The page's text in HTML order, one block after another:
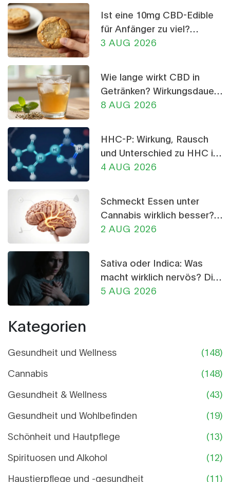
gefährliche Delta-Variante.
Ist eine 10mg CBD-Edible
für Anfänger zu viel?
Dosierungs-Ratgeber
3 AUG 2026
Wie lange wirkt CBD in
Getränken? Wirkungsdauer,
Tipps & Dosierung
8 AUG 2026
HHC-P: Wirkung, Rausch
und Unterschied zu HHC im
Detail
4 AUG 2026
Schmeckt Essen unter
Cannabis wirklich besser?
Die Wissenschaft dahinter
2 AUG 2026
Sativa oder Indica: Was
macht wirklich nervös? Die
Wahrheit über CBD-
5 AUG 2026
Kategorien
Gesundheit und Wellness
(148)
Cannabis
(148)
Gesundheit & Wellness
(43)
Gesundheit und Wohlbefinden
(19)
Schönheit und Hautpflege
(13)
Spirituosen und Alkohol
(12)
Haustierpflege und -gesundheit
(11)